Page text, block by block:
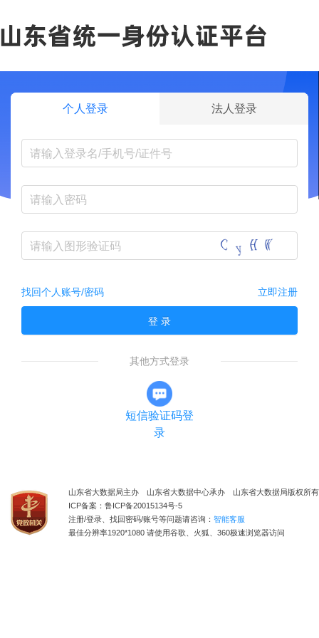
个人登录 法人登录
找回个人账号/密码 立即注册
登 录
其他方式登录
短信验证码登
录
山东省大数据局主办 山东省大数据中心承办 山东省大数据局版权所有
ICP备案：鲁ICP备20015134号-5
注册/登录、找回密码/账号等问题请咨询： 智能客服
最佳分辨率1920*1080 请使用谷歌、火狐、360极速浏览器访问